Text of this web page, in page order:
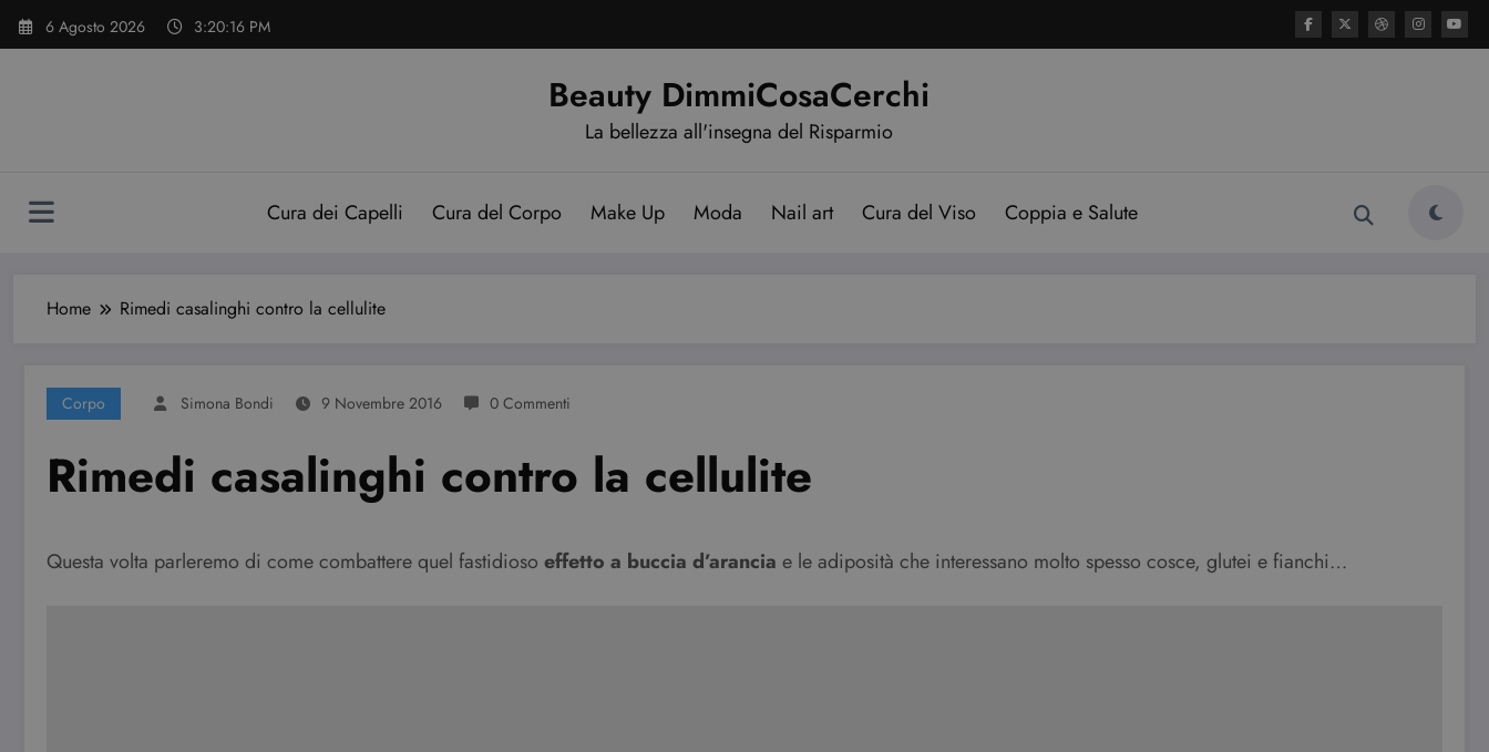
6 Agosto 2026 3:20:17 PM
Beauty DimmiCosaCerchi
La bellezza all'insegna del Risparmio
Cura dei Capelli Cura del Corpo Make Up Moda Nail art Cura del Viso Coppia e Salute
Home Rimedi casalinghi contro la cellulite
Corpo Simona Bondi 9 Novembre 2016 0 Commenti
Rimedi casalinghi contro la cellulite
Questa volta parleremo di come combattere quel fastidioso effetto a buccia d’arancia e le adiposità che interessano molto spesso cosce, glutei e fianchi…